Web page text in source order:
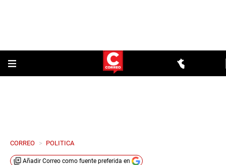
CORREO > POLITICA
Añadir Correo como fuente preferida en